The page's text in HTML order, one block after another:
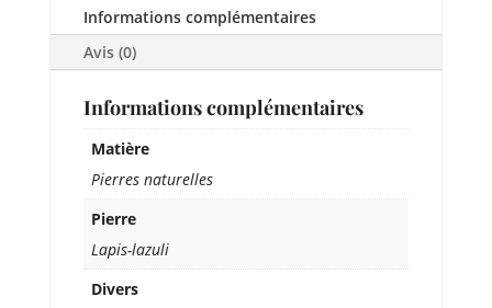
Informations complémentaires
Avis (0)
Informations complémentaires
Matière
Pierres naturelles
Pierre
Lapis-lazuli
Divers